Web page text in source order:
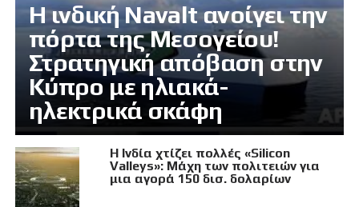
Η ινδική Navalt ανοίγει την
πόρτα της Μεσογείου!
Στρατηγική απόβαση στην
Κύπρο με ηλιακά-
ηλεκτρικά σκάφη
Η Ινδία χτίζει πολλές «Silicon
Valleys»: Μάχη των πολιτειών για
μια αγορά 150 δισ. δολαρίων